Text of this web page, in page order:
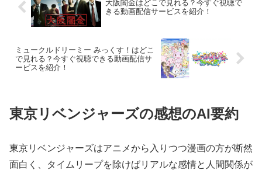
大阪闇金はどこで見れる？今すぐ視聴で
きる動画配信サービスを紹介！
ミュークルドリーミー みっくす！はどこ
で見れる？今すぐ視聴できる動画配信サ
ービスを紹介！
東京リベンジャーズの感想のAI要約
東京リベンジャーズはアニメから入りつつ漫画の方が断然
面白く、タイムリープを除けばリアルな感情と人間関係が